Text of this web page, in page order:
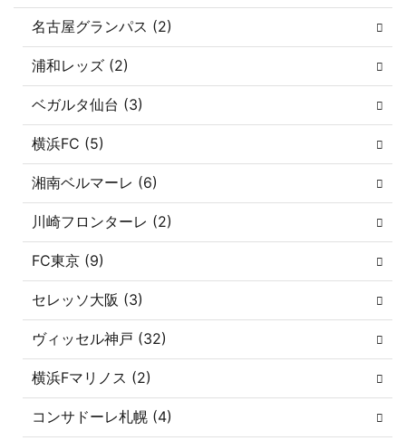
名古屋グランパス (2)
浦和レッズ (2)
ベガルタ仙台 (3)
横浜FC (5)
湘南ベルマーレ (6)
川崎フロンターレ (2)
FC東京 (9)
セレッソ大阪 (3)
ヴィッセル神戸 (32)
横浜Fマリノス (2)
コンサドーレ札幌 (4)